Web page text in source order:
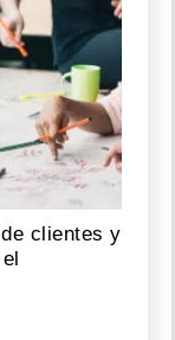
clientes y